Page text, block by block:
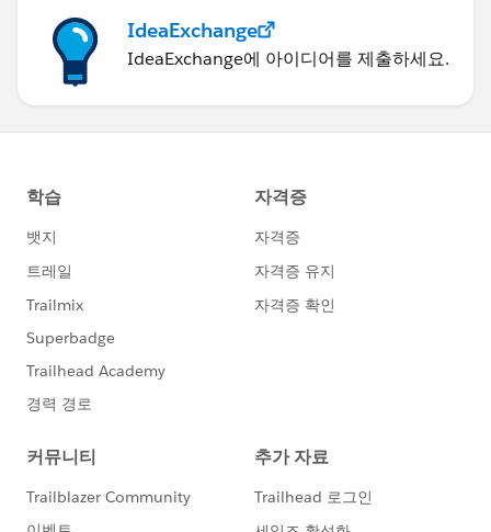
IdeaExchange
IdeaExchange에 아이디어를 제출하세요.